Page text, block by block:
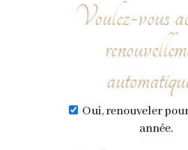
Voulez-vous
Oui, renouveler
année.